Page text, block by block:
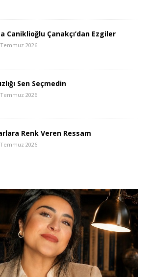
Caniklioğlu Çanakçı’dan Ezgiler
2026
Sen Seçmedin
2026
Renk Veren Ressam
2026